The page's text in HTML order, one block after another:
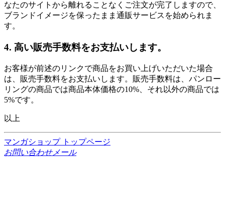
なたのサイトから離れることなくご注文が完了しますので、
ブランドイメージを保ったまま通販サービスを始められま
す。
4. 高い販売手数料をお支払いします。
お客様が前述のリンクで商品をお買い上げいただいた場合
は、販売手数料をお支払いします。販売手数料は、パンロー
リングの商品では商品本体価格の10%、それ以外の商品では
5%です。
以上
マンガショップ トップページ
お問い合わせメール